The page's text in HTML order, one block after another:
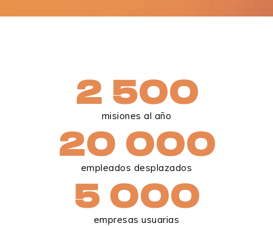
misiones al año
2 500
empleados desplazados
20 000
empresas usuarias
5 000